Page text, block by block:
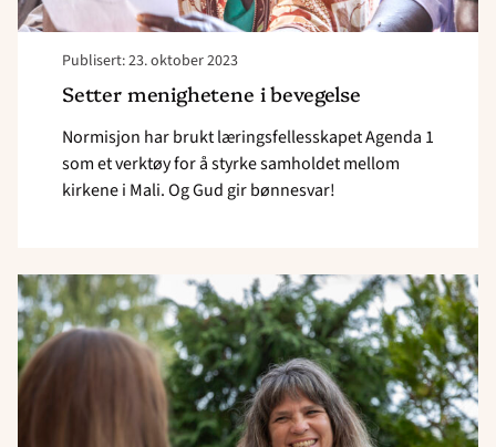
Publisert: 23. oktober 2023
Setter menighetene i bevegelse
Normisjon har brukt læringsfellesskapet Agenda 1
som et verktøy for å styrke samholdet mellom
kirkene i Mali. Og Gud gir bønnesvar!
Read
article
"Har
vært
Mali-
utsending